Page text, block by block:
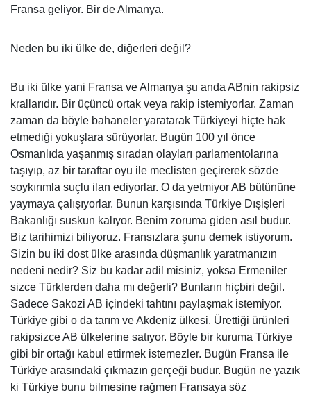
Fransa geliyor. Bir de Almanya.
Neden bu iki ülke de, diğerleri değil?
Bu iki ülke yani Fransa ve Almanya şu anda ABnin rakipsiz
krallarıdır. Bir üçüncü ortak veya rakip istemiyorlar. Zaman
zaman da böyle bahaneler yaratarak Türkiyeyi hiçte hak
etmediği yokuşlara sürüyorlar. Bugün 100 yıl önce
Osmanlıda yaşanmış sıradan olayları parlamentolarına
taşıyıp, az bir taraftar oyu ile meclisten geçirerek sözde
soykırımla suçlu ilan ediyorlar. O da yetmiyor AB bütününe
yaymaya çalışıyorlar. Bunun karşısında Türkiye Dışişleri
Bakanlığı suskun kalıyor. Benim zoruma giden asıl budur.
Biz tarihimizi biliyoruz. Fransızlara şunu demek istiyorum.
Sizin bu iki dost ülke arasında düşmanlık yaratmanızın
nedeni nedir? Siz bu kadar adil misiniz, yoksa Ermeniler
sizce Türklerden daha mı değerli? Bunların hiçbiri değil.
Sadece Sakozi AB içindeki tahtını paylaşmak istemiyor.
Türkiye gibi o da tarım ve Akdeniz ülkesi. Ürettiği ürünleri
rakipsizce AB ülkelerine satıyor. Böyle bir kuruma Türkiye
gibi bir ortağı kabul ettirmek istemezler. Bugün Fransa ile
Türkiye arasındaki çıkmazın gerçeği budur. Bugün ne yazık
ki Türkiye bunu bilmesine rağmen Fransaya söz